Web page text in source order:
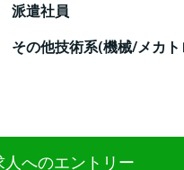
派遣社員
その他技術系(機械/メカ
人へのエントリー